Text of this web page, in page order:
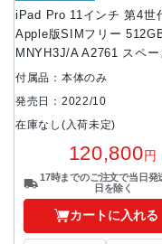
iPad Pro 11インチ 第4世
Apple版SIMフリー
MNYH3J/A A2761 スペー
イ
付属品：本体のみ
発売日：2022/10
在庫なし(入荷未定)
120,800円
17時までのご注文で当日
日を除く
カートに入れる